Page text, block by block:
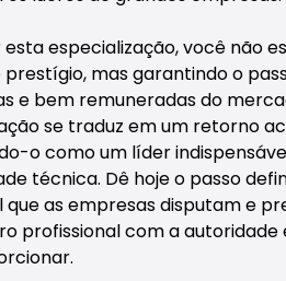
esta especialização, você não
mas garantindo o
e bem remuneradas do
se traduz em um retorno
o como um líder
técnica. Dê hoje o passo
que as empresas disputam e
profissional com a autoridade